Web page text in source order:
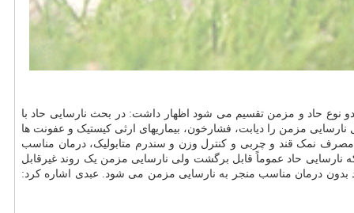
نوع حاد و مزمن تقسیم می شود اظهار داشت: در بحث نارسایی حاد با
مزمن را دیابت، فشارخون، بیماریهای ارثی کیستیک و عفونت ها
نمک قند و چربی و کنترل وزن و سندرم متابولیک، درمان مناسب
نارسایی حاد عموماً قابل برگشت ولی نارسایی مزمن یک روند غیرقابل
بدون درمان مناسب منجر به نارسایی مزمن می شود. عبدی اشاره کرد: